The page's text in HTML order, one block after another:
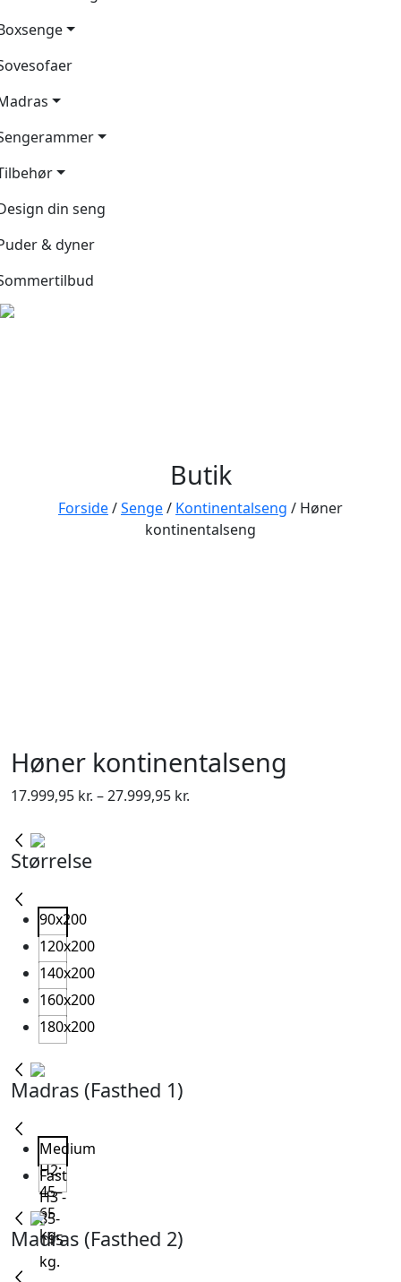
din seng
& dyner
Butik
Forside/Senge/ Kontinentalseng / Høner
kontinentalseng
Høner kontinentalseng
17.999,95 kr. –27.999,95 kr.
Størrelse
90x200
120x200
140x200
160x200
180x200
Madras (Fasthed 1)
Medium
H2:
45–
65
kg.
Fast
H3 -
85-
115
kg.
Madras (Fasthed 2)